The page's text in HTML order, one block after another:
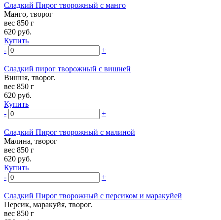
Сладкий Пирог творожный с манго
Манго, творог
вес 850 г
620 руб.
Купить
-
+
Сладкий пирог творожный с вишней
Вишня, творог.
вес 850 г
620 руб.
Купить
-
+
Сладкий Пирог творожный с малиной
Малина, творог
вес 850 г
620 руб.
Купить
-
+
Сладкий Пирог творожный с персиком и маракуйей
Персик, маракуйя, творог.
вес 850 г